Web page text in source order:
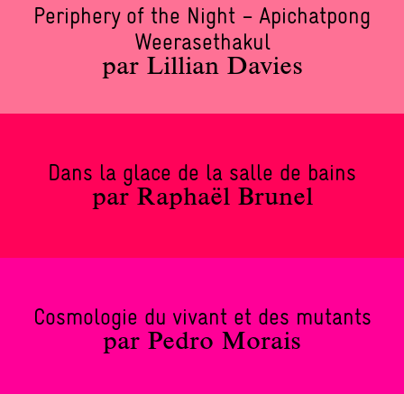
Periphery of the Night – Apichatpong
Weerasethakul
par Lillian Davies
Dans la glace de la salle de bains
par Raphaël Brunel
Cosmologie du vivant et des mutants
par Pedro Morais